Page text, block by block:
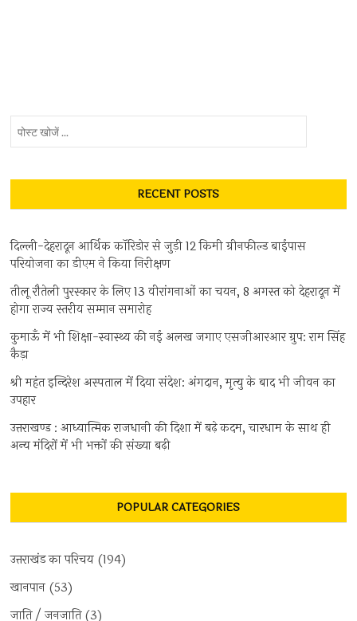
RECENT POSTS
दिल्ली-देहरादून आर्थिक कॉरिडोर से जुड़ी 12 किमी ग्रीनफील्ड बाईपास
परियोजना का डीएम ने किया निरीक्षण
तीलू रौतेली पुरस्कार के लिए 13 वीरांगनाओं का चयन, 8 अगस्त को देहरादून में
होगा राज्य स्तरीय सम्मान समारोह
कुमाऊँ में भी शिक्षा-स्वास्थ्य की नई अलख जगाए एसजीआरआर ग्रुप: राम सिंह
कैड़ा
श्री महंत इन्दिरेश अस्पताल में दिया संदेश: अंगदान, मृत्यु के बाद भी जीवन का
उपहार
उत्तराखण्ड : आध्यात्मिक राजधानी की दिशा में बढ़े कदम, चारधाम के साथ ही
अन्य मंदिरों में भी भक्तों की संख्या बढ़ी
POPULAR CATEGORIES
उत्तराखंड का परिचय (194)
खानपान (53)
जाति / जनजाति(3)